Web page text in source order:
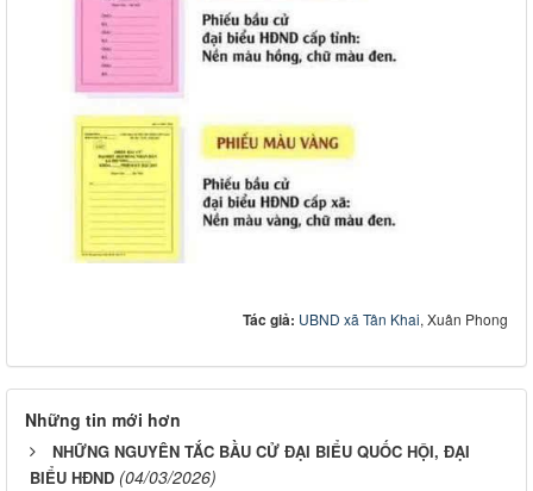
Tác giả: UBND xã Tân Khai, Xuân Phong
Những tin mới hơn
NHỮNG NGUYÊN TẮC BẦU CỬ ĐẠI BIỂU QUỐC HỘI, ĐẠI
BIỂU HĐND (04/03/2026)